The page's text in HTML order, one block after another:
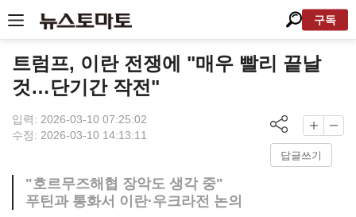
구독
트럼프, 이란 전쟁에 "매우 빨리 끝날
것…단기간 작전"
입력: 2026-03-10 07:25:02
수정: 2026-03-10 14:13:11
답글쓰기
"호르무즈해협 장악도 생각 중"
푸틴과 통화서 이란·우크라전 논의